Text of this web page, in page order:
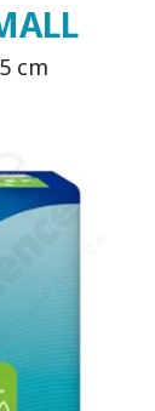
cm